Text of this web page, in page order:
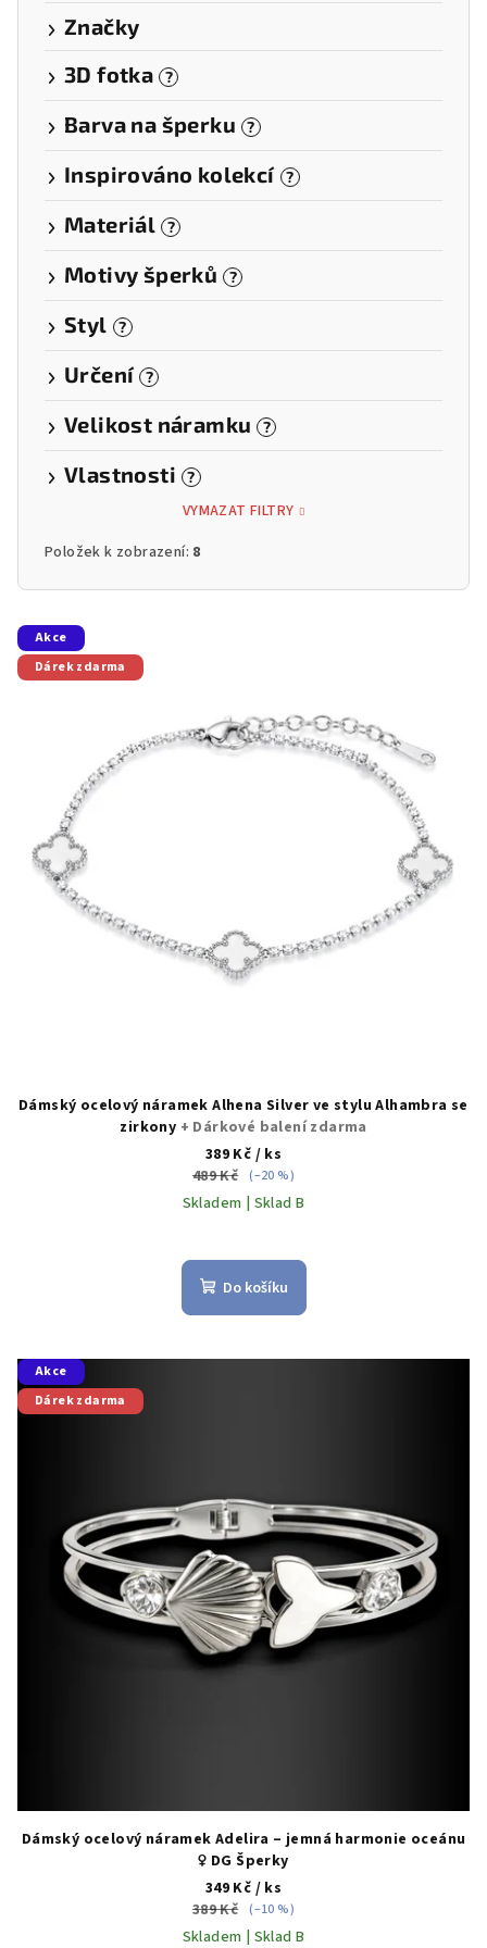
Značky
3D fotka
?
Barva na šperku ?
Inspirováno kolekcí ?
Materiál ?
Motivy šperků ?
Styl ?
Určení ?
Velikost náramku ?
Vlastnosti ?
VYMAZAT FILTRY
Položek k zobrazení: 8
V
ý
p
Akce
Dárek zdarma
Dámský ocelový náramek Alhena Silver ve stylu Alhambra se
zirkony + Dárkové balení zdarma
389 Kč / ks
489 Kč (–20 %)
Skladem | Sklad B
Do košíku
Akce
Dárek zdarma
Dámský ocelový náramek Adelira – jemná harmonie oceánu
♀️ DG Šperky
349 Kč / ks
389 Kč (–10 %)
Skladem | Sklad B